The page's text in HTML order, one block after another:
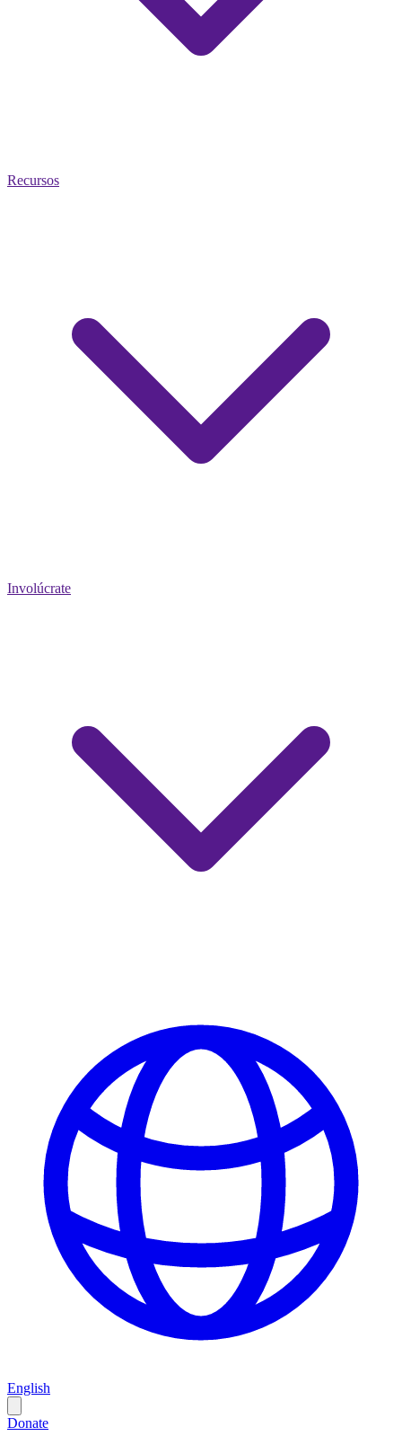
Recursos
Involúcrate
English
Donate